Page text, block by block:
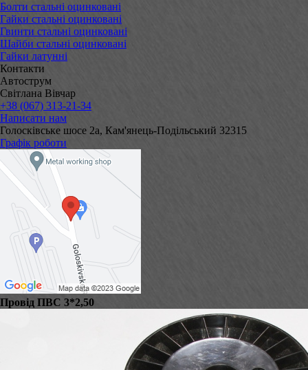
Болти стальні оцинковані
Гайки стальні оцинковані
Гвинти стальні оцинковані
Шайби стальні оцинковані
Гайки латунні
Контакти
Автострум
Світлана Вівчар
+38 (067) 313-21-34
Написати нам
Голосківське шосе 2а, Кам'янець-Подільський 32315
Графік роботи
Провід ПВС 3*2,50